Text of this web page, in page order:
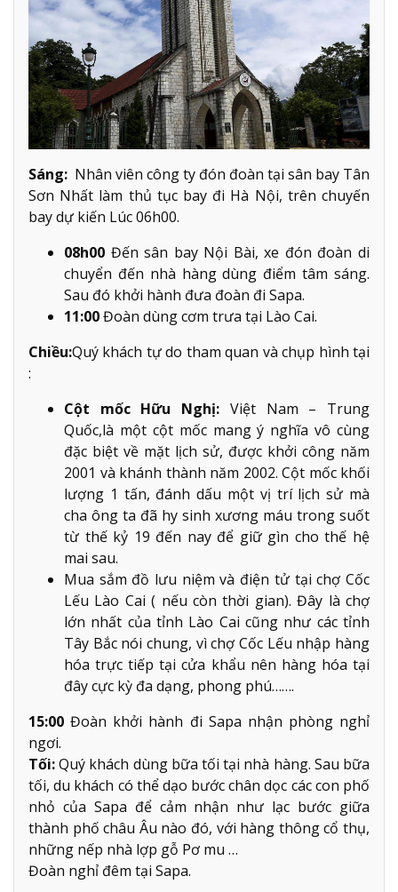
Sáng: Nhân viên công ty đón đoàn tại sân bay Tân
Sơn Nhất làm thủ tục bay đi Hà Nội, trên chuyến
bay dự kiến Lúc 06h00.
08h00 Đến sân bay Nội Bài, xe đón đoàn di
chuyển đến nhà hàng dùng điểm tâm sáng.
Sau đó khởi hành đưa đoàn đi Sapa.
11:00Đoàn dùng cơm trưa tại Lào Cai.
Chiều:Quý khách tự do tham quan và chụp hình tại
:
Cột mốc Hữu Nghị: Việt Nam – Trung
Quốc,là một cột mốc mang ý nghĩa vô cùng
đặc biệt về mặt lịch sử, được khởi công năm
2001 và khánh thành năm 2002. Cột mốc khối
lượng 1 tấn, đánh dấu một vị trí lịch sử mà
cha ông ta đã hy sinh xương máu trong suốt
từ thế kỷ 19 đến nay để giữ gìn cho thế hệ
mai sau.
Mua sắm đồ lưu niệm và điện tử tại chợ Cốc
Lếu Lào Cai ( nếu còn thời gian). Đây là chợ
lớn nhất của tỉnh Lào Cai cũng như các tỉnh
Tây Bắc nói chung, vì chợ Cốc Lếu nhập hàng
hóa trực tiếp tại cửa khẩu nên hàng hóa tại
đây cực kỳ đa dạng, phong phú…….
15:00 Đoàn khởi hành đi Sapa nhận phòng nghỉ
ngơi.
Tối:Quý khách dùng bữa tối tại nhà hàng. Sau bữa
tối, du khách có thể dạo bước chân dọc các con phố
nhỏ của Sapa để cảm nhận như lạc bước giữa
thành phố châu Âu nào đó, với hàng thông cổ thụ,
những nếp nhà lợp gỗ Pơ mu …
Đoàn nghỉ đêm tại Sapa.